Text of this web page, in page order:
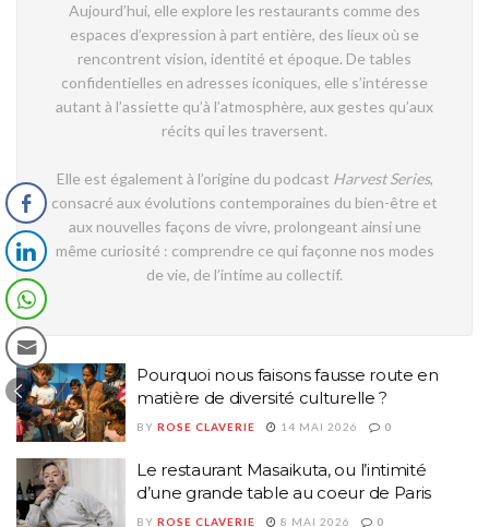
Aujourd’hui, elle explore les restaurants comme des
espaces d’expression à part entière, des lieux où se
rencontrent vision, identité et époque. De tables
confidentielles en adresses iconiques, elle s’intéresse
autant à l’assiette qu’à l’atmosphère, aux gestes qu’aux
récits qui les traversent.
Elle est également à l’origine du podcast Harvest Series,
consacré aux évolutions contemporaines du bien-être et
aux nouvelles façons de vivre, prolongeant ainsi une
même curiosité : comprendre ce qui façonne nos modes
de vie, de l’intime au collectif.
Pourquoi nous faisons fausse route en
matière de diversité culturelle ?
BY ROSE CLAVERIE 14 MAI 2026 0
Le restaurant Masaikuta, ou l’intimité
d’une grande table au coeur de Paris
BY ROSE CLAVERIE 8 MAI 2026 0